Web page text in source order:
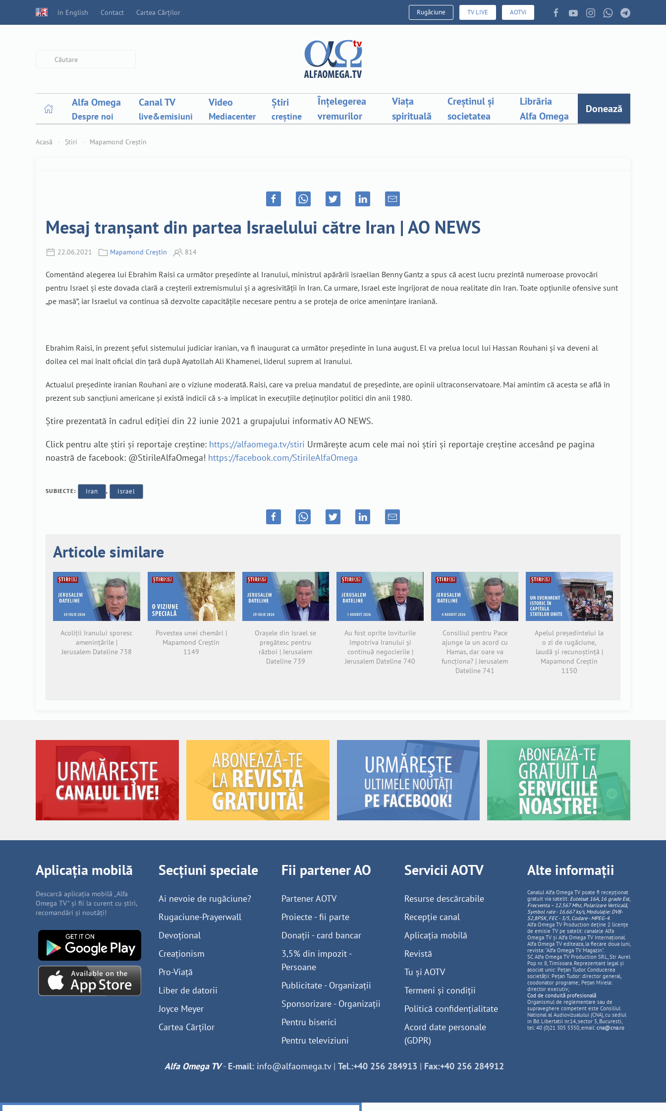
in English Contact Cartea Cărților Rugăciune TV LIVE AOTVi
Alfa Omega
Despre noi
Canal TV
live&emisiuni
Video
Mediacenter
Știri
creștine
Înțelegerea
vremurilor
Viața
spirituală
Creștinul și
societatea
Librăria
Alfa Omega
Donează
Acasă Știri Mapamond Creștin
Mesaj tranșant din partea Israelului către Iran | AO NEWS
22.06.2021 Mapamond Creștin 814
Comentând alegerea lui Ebrahim Raisi ca următor președinte al Iranului, ministrul apărării israelian Benny Gantz a spus că acest lucru prezintă numeroase provocări
pentru Israel și este dovada clară a creșterii extremismului și a agresivității în Iran. Ca urmare, Israel este îngrijorat de noua realitate din Iran. Toate opțiunile ofensive sunt
„pe masă”, iar Israelul va continua să dezvolte capacitățile necesare pentru a se proteja de orice amenințare iraniană.
Ebrahim Raisi, în prezent șeful sistemului judiciar iranian, va fi inaugurat ca următor președinte în luna august. El va prelua locul lui Hassan Rouhani și va deveni al
doilea cel mai înalt oficial din țară după Ayatollah Ali Khamenei, liderul suprem al Iranului.
Actualul președinte iranian Rouhani are o viziune moderată. Raisi, care va prelua mandatul de președinte, are opinii ultraconservatoare. Mai amintim că acesta se află în
prezent sub sancțiuni americane și există indicii că s-a implicat în execuțiile deținuților politici din anii 1980.
Știre prezentată în cadrul ediției din 22 iunie 2021 a grupajului informativ AO NEWS.
Click pentru alte știri și reportaje creștine: https://alfaomega.tv/stiri Urmărește acum cele mai noi știri și reportaje creștine accesând pe pagina
noastră de facebook: @StirileAlfaOmega! https://facebook.com/StirileAlfaOmega
SUBIECTE: Iran , Israel
Articole similare
Acoliții Iranului sporesc
amenințările |
Jerusalem Dateline 738
Povestea unei chemări |
Mapamond Creștin
1149
Orașele din Israel se
pregătesc pentru
război | Jerusalem
Dateline 739
Au fost oprite loviturile
împotriva Iranului și
continuă negocierile |
Jerusalem Dateline 740
Consiliul pentru Pace
ajunge la un acord cu
Hamas, dar oare va
funcționa? | Jerusalem
Dateline 741
Apelul președintelui la
o zi de rugăciune,
laudă și recunoștință |
Mapamond Creștin
1150
Aplicația mobilă
Descarcă aplicația mobilă „Alfa
Omega TV” și fii la curent cu știri,
recomandări și noutăți!
Secțiuni speciale
Ai nevoie de rugăciune?
Rugaciune-Prayerwall
Devoțional
Creaționism
Pro-Viață
Liber de datorii
Joyce Meyer
Cartea Cărților
Fii partener AO
Partener AOTV
Proiecte - fii parte
Donații - card bancar
3,5% din impozit -
Persoane
Publicitate - Organizații
Sponsorizare - Organizații
Pentru biserici
Pentru televiziuni
Servicii AOTV
Resurse descărcabile
Recepție canal
Aplicația mobilă
Revistă
Tu și AOTV
Termeni și condiții
Politică confidențialitate
Acord date personale
(GDPR)
Alte informații
Canalul Alfa Omega TV poate fi recepționat
gratuit via satelit: Eutelsat 16A, 16 grade Est,
Frecventa – 12.567 Mhz, PolarizareVerticală,
Symbol rate - 16.667 ks/s, Modulație: DVB-
S2,8PSK, FEC - 3/5, Codare - MPEG-4.
Alfa Omega TV Production deține 2 licențe
de emisie TV pe satelit: canalele Alfa
Omega TV și Alfa Omega TV Internațional.
Alfa Omega TV editeaza, la fiecare doua luni,
revista: "Alfa Omega TV Magazin".
SC Alfa Omega TV Production SRL, Str Aurel
Pop nr. 8, Timisoara. Reprezentant legal și
asociat unic: Pețan Tudor. Conducerea
societății: Pețan Tudor: director general,
coodonator programe; Pețan Mirela:
director executiv;
Cod de conduită profesională
Organismul de reglementare sau de
supraveghere competent este Consiliul
National al Audiovizualului (CNA), cu sediul
in Bd. Libertatii nr.14, sector 5, Bucuresti,
tel: 40 (0)21 305 5350, email: cna@cna.ro
Alfa Omega TV- E-mail: info@alfaomega.tv| Tel.:+40 256 284913 | Fax:+40 256 284912